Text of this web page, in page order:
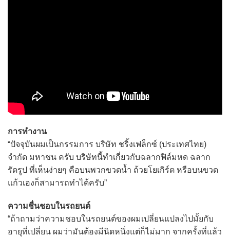
การทำงาน
“ปัจจุบันผมเป็นกรรมการ บริษัท ชริ้งเฟล็กซ์ (ประเทศไทย)
จำกัด มหาชน ครับ บริษัทนี้ทำเกี่ยวกับฉลากฟิล์มหด ฉลาก
รัดรูป ที่เห็นง่ายๆ คือบนพวกขวดน้ำ ถ้วยโยเกิร์ต หรือบนขวด
แก้วเองก็สามารถทำได้ครับ”
ความชื่นชอบในรถยนต์
“ถ้าถามว่าความชอบในรถยนต์ของผมเปลี่ยนแปลงไปมั้ยกับ
อายุที่เปลี่ยน ผมว่ามันต้องมีนิดหนึ่งแต่ก็ไม่มาก จากครั้งที่แล้ว